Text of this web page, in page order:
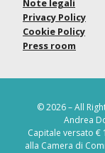
Note legali
Privacy Policy
Cookie Policy
Press room
© 2026 – All
Andrea
Capitale versato €
alla Camera di